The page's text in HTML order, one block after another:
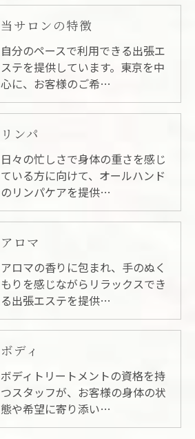
当サロンの特徴
自分のペースで利用できる出張エ
ステを提供しています。東京を中
心に、お客様のご希…
リンパ
日々の忙しさで身体の重さを感じ
ている方に向けて、オールハンド
のリンパケアを提供…
アロマ
アロマの香りに包まれ、手のぬく
もりを感じながらリラックスでき
る出張エステを提供…
ボディ
ボディトリートメントの資格を持
つスタッフが、お客様の身体の状
態や希望に寄り添い…